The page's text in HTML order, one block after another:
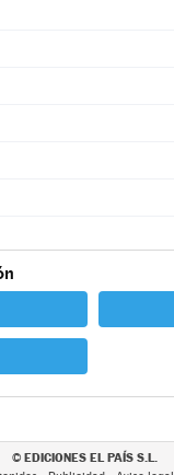
© EDICIONES EL PAÍS S.L.